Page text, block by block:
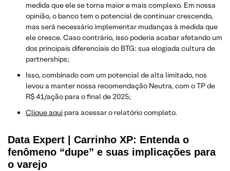
medida que ele se torna maior e mais complexo. Em nossa
opinião, o banco tem o potencial de continuar crescendo,
mas será necessário implementar mudanças à medida que
ele cresce. Caso contrário, isso poderia acabar afetando um
dos principais diferenciais do BTG: sua elogiada cultura de
partnerships;
Isso, combinado com um potencial de alta limitado, nos
levou a manter nossa recomendação Neutra, com o TP de
R$ 41/ação para o final de 2025;
Clique aqui para acessar o relatório completo.
Data Expert | Carrinho XP: Entenda o
fenômeno “dupe” e suas implicações para
o varejo